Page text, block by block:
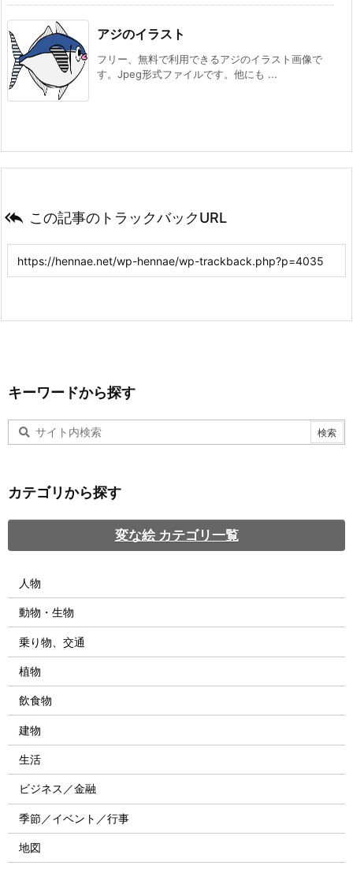
アジのイラスト
フリー、無料で利用できるアジのイラスト画像で
す。Jpeg形式ファイルです。他にも ...
 この記事のトラックバックURL
キーワードから探す
カテゴリから探す
変な絵 カテゴリ一覧
人物
動物・生物
乗り物、交通
植物
飲食物
建物
生活
ビジネス／金融
季節／イベント／行事
地図